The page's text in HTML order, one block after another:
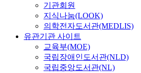
기관회원
지식나눔(LOOK)
의학전자도서관(MEDLIS)
유관기관 사이트
교육부(MOE)
국립장애인도서관(NLD)
국립중앙도서관(NL)